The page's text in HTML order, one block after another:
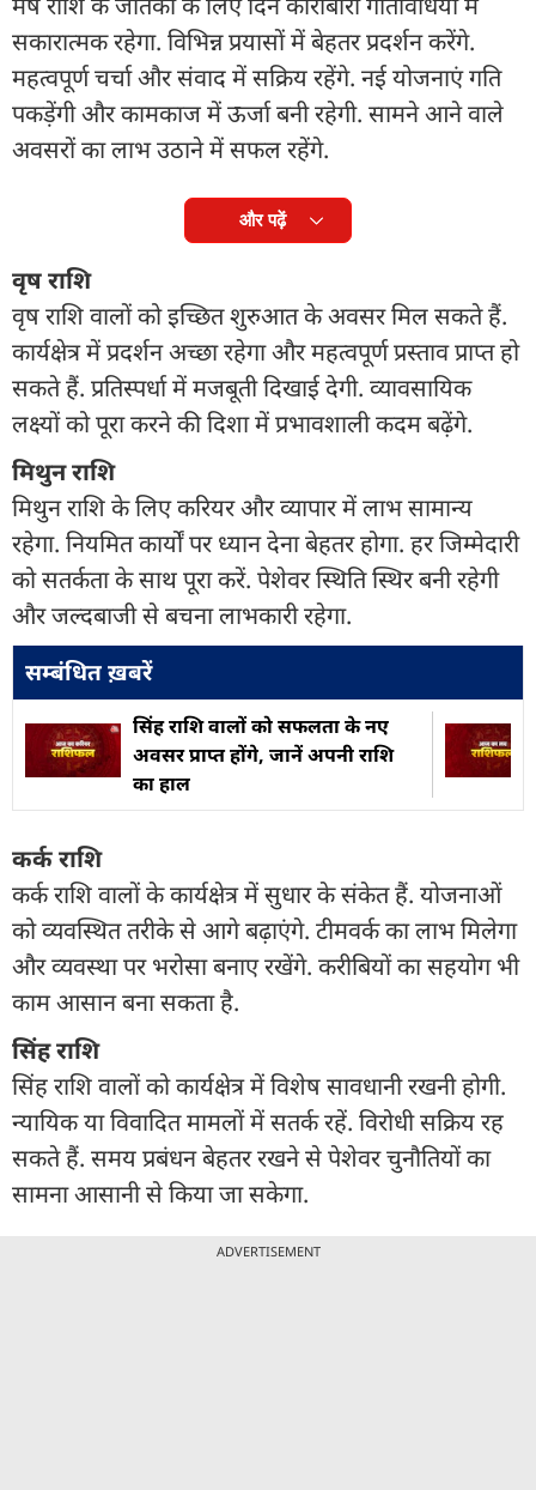
सकारात्मक रहेगा. विभिन्न प्रयासों में बेहतर प्रदर्शन करेंगे.
महत्वपूर्ण चर्चा और संवाद में सक्रिय रहेंगे. नई योजनाएं गति
पकड़ेंगी और कामकाज में ऊर्जा बनी रहेगी. सामने आने वाले
अवसरों का लाभ उठाने में सफल रहेंगे.
और पढ़ें
वृष राशि
वृष राशि वालों को इच्छित शुरुआत के अवसर मिल सकते हैं.
कार्यक्षेत्र में प्रदर्शन अच्छा रहेगा और महत्वपूर्ण प्रस्ताव प्राप्त हो
सकते हैं. प्रतिस्पर्धा में मजबूती दिखाई देगी. व्यावसायिक
लक्ष्यों को पूरा करने की दिशा में प्रभावशाली कदम बढ़ेंगे.
मिथुन राशि
मिथुन राशि के लिए करियर और व्यापार में लाभ सामान्य
रहेगा. नियमित कार्यों पर ध्यान देना बेहतर होगा. हर जिम्मेदारी
को सतर्कता के साथ पूरा करें. पेशेवर स्थिति स्थिर बनी रहेगी
और जल्दबाजी से बचना लाभकारी रहेगा.
सम्बंधित ख़बरें
सिंह राशि वालों को सफलता के नए
अवसर प्राप्त होंगे, जानें अपनी राशि
का हाल
कर्क राशि
कर्क राशि वालों के कार्यक्षेत्र में सुधार के संकेत हैं. योजनाओं
को व्यवस्थित तरीके से आगे बढ़ाएंगे. टीमवर्क का लाभ मिलेगा
और व्यवस्था पर भरोसा बनाए रखेंगे. करीबियों का सहयोग भी
काम आसान बना सकता है.
सिंह राशि
सिंह राशि वालों को कार्यक्षेत्र में विशेष सावधानी रखनी होगी.
न्यायिक या विवादित मामलों में सतर्क रहें. विरोधी सक्रिय रह
सकते हैं. समय प्रबंधन बेहतर रखने से पेशेवर चुनौतियों का
सामना आसानी से किया जा सकेगा.
ADVERTISEMENT